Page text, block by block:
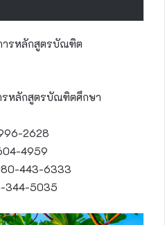
ารหลักสูตรบัณฑิต
รหลักสูตรบัณฑิตศึกษา
2628
4959‬
443-6333‬
344-5035‬